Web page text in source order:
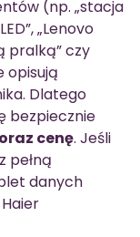
(np. „stacja
„Lenovo
pralką” czy
opisują
Dlatego
bezpiecznie
cenę. Jeśli
pełną
danych